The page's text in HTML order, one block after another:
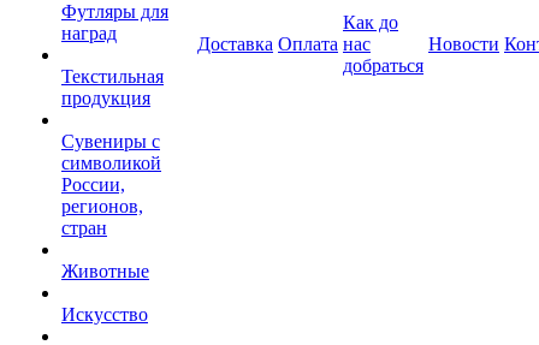
Футляры для
наград
Текстильная
продукция
Сувениры с
символикой
России,
регионов,
стран
Животные
Искусство
Доставка Оплата
Как до
нас
добраться
Новости